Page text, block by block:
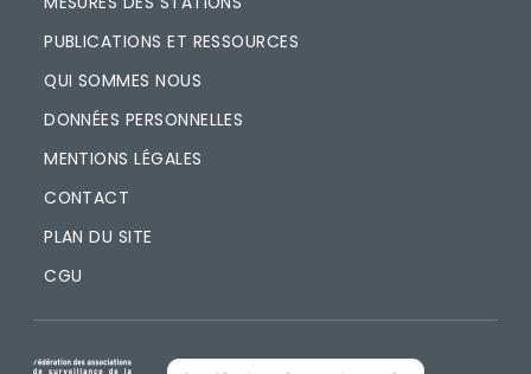
PUBLICATIONS ET RESSOURCES
QUI SOMMES NOUS
DONNÉES PERSONNELLES
MENTIONS LÉGALES
CONTACT
PLAN DU SITE
CGU